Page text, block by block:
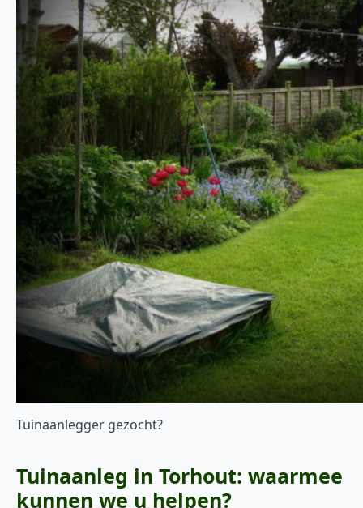
Tuinaanlegger gezocht?
Tuinaanleg in Torhout: waarmee
kunnen we u helpen?